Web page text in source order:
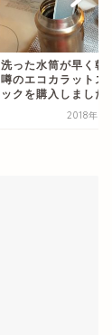
DIYで庭づくり 花
作り方その6完結
改良材で硬い土をサ
2018年5